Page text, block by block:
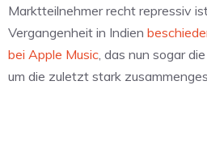
Marktteilnehmer recht repressiv
Vergangenheit in Indien
bei Apple Music, das nun sogar
um die zuletzt stark